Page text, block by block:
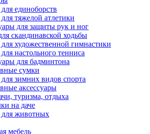
единоборств
тяжелой атлетики
для защиты рук и ног
скандинавской ходьбы
художественной гимнастики
настольного тенниса
для бадминтона
сумки
зимних видов спорта
аксессуары
туризма, отдыха
на даче
животных
мебель